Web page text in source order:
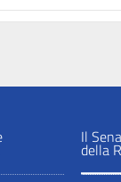
Il
della